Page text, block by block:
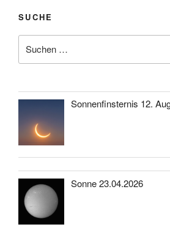
SUCHE
nach:
Sonnenfinsternis 12.
Sonne 23.04.2026